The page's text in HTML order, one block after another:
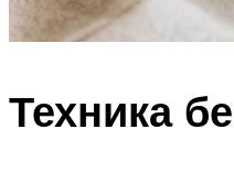
Техника